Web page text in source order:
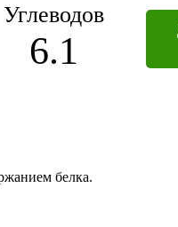
Углеводов
6.1
белка.